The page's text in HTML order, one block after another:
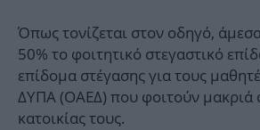
Όπως τονίζεται στον οδηγό,
50% το φοιτητικό στεγαστικό
επίδομα στέγασης για τους
ΔΥΠΑ (ΟΑΕΔ) που φοιτούν μακριά
κατοικίας τους.